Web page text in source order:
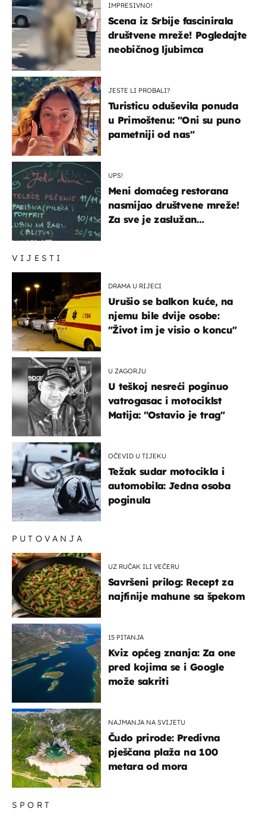
VIJESTI
DRAMA U RIJECI
Urušio se balkon kuće, na
njemu bile dvije osobe:
"Život im je visio o koncu"
U ZAGORJU
U teškoj nesreći poginuo
vatrogasac i motociklst
Matija: "Ostavio je trag"
OČEVID U TIJEKU
Težak sudar motocikla i
automobila: Jedna osoba
poginula
IMPRESIVNO!
Scena iz Srbije fascinirala
društvene mreže! Pogledajte
neobičnog ljubimca
JESTE LI PROBALI?
Turisticu oduševila ponuda
u Primoštenu: "Oni su puno
pametniji od nas"
UPS!
Meni domaćeg restorana
nasmijao društvene mreže!
Za sve je zaslužan
SPORT
PUTOVANJA
UZ RUČAK ILI VEČERU
Savršeni prilog: Recept za
najfinije mahune sa špekom
15 PITANJA
Kviz općeg znanja: Za one
pred kojima se i Google
može sakriti
NAJMANJA NA SVIJETU
Čudo prirode: Predivna
pješčana plaža na 100
metara od mora